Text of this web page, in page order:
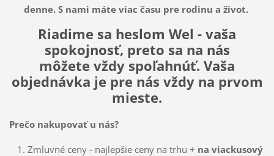
denne. Snami máte viac času pre rodinu a život.
Riadime sa heslom Wel - vaša
spokojnosť, preto sa na nás
môžete vždy spoľahnúť. Vaša
objednávka je pre nás vždy na prvom
mieste.
Prečo nakupovať u nás?
Zmluvné ceny - najlepšie ceny na trhu + na viackusový